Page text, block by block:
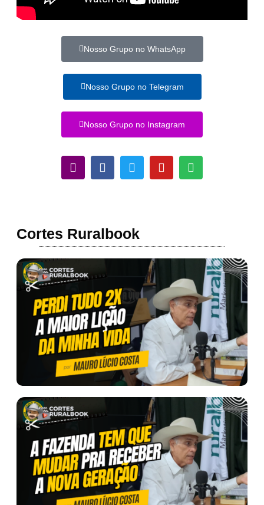
Nosso Grupo no WhatsApp
Nosso Grupo no Telegram
Nosso Grupo no Instagram
Cortes Ruralbook